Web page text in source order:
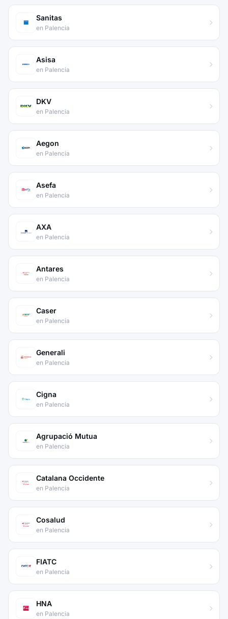
Sanitas
en Palencia
Asisa
en Palencia
DKV
en Palencia
Aegon
en Palencia
Asefa
en Palencia
AXA
en Palencia
Antares
en Palencia
Caser
en Palencia
Generali
en Palencia
Cigna
en Palencia
Agrupació Mutua
en Palencia
Catalana Occidente
en Palencia
Cosalud
en Palencia
FIATC
en Palencia
HNA
en Palencia